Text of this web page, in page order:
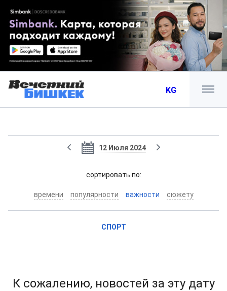
KG
12 Июля 2024
cортировать по:
времени популярности важности сюжету
СПОРТ
К сожалению, новостей за эту дату